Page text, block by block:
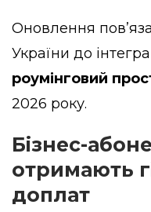
Оновлення
України до
роумінговий
2026 року.
Бізнес-
отримають
доплат